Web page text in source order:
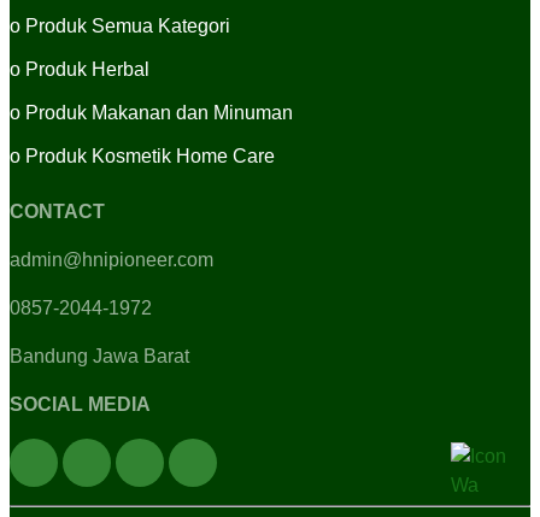
o Produk Semua Kategori
o Produk Herbal
o Produk Makanan dan Minuman
o Produk Kosmetik Home Care
CONTACT
admin@hnipioneer.com
0857-2044-1972
Bandung Jawa Barat
SOCIAL MEDIA